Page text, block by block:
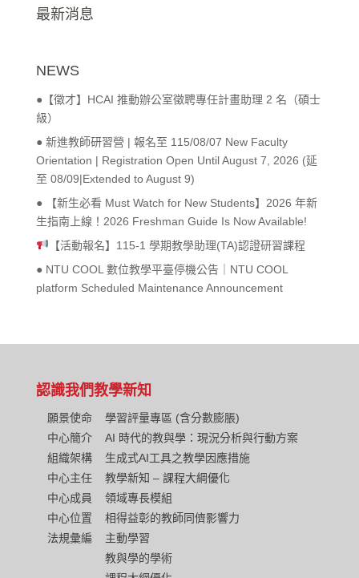
最新消息
NEWS
●【徵才】HCAI 推動辦公室徵聘專任計畫助理 2 名（碩士
級）
● 新進教師研習營 | 報名至 115/08/07 New Faculty
Orientation | Registration Open Until August 7, 2026 (延
至 08/09|Extended to August 9)
● 【新生必看 Must Watch for New Students】2026 年新
生指南上線！2026 Freshman Guide Is Now Available!
【活動報名】115-1 學期教學助理(TA)認證研習課程
● NTU COOL 數位教學平臺停機公告｜NTU COOL
platform Scheduled Maintenance Announcement
認識我們
願景使命
中心簡介
組織架構
中心主任
中心成員
中心位置
法規彙編
教學新知
學習評量專區 (含分數膨脹)
AI 時代的教與學：現況分析與行動方案
生成式AI工具之教學因應措施
教學新知 – 課程大綱優化
領域專長模組
相得益彰的教師同儕影響力
主動學習
教與學的學術